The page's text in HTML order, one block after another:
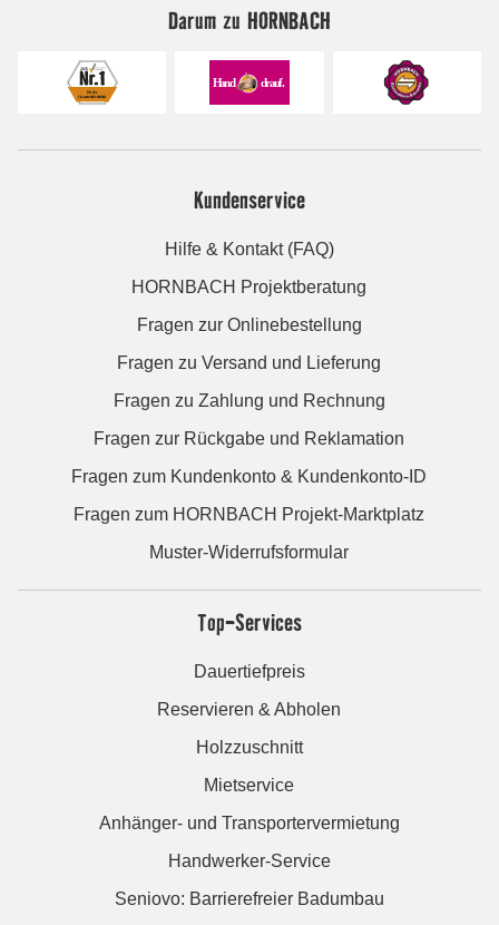
Darum zu HORNBACH
Kundenservice
Hilfe & Kontakt (FAQ)
HORNBACH Projektberatung
Fragen zur Onlinebestellung
Fragen zu Versand und Lieferung
Fragen zu Zahlung und Rechnung
Fragen zur Rückgabe und Reklamation
Fragen zum Kundenkonto & Kundenkonto-ID
Fragen zum HORNBACH Projekt-Marktplatz
Muster-Widerrufsformular
Top-Services
Dauertiefpreis
Reservieren & Abholen
Holzzuschnitt
Mietservice
Anhänger- und Transportervermietung
Handwerker-Service
Seniovo: Barrierefreier Badumbau